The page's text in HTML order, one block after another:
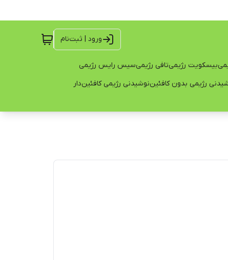
ورود | ثبت‌نام
بیسکویت رژیمیتافی رژیمیسیس رایس رژیمی
رژیمی بدون کافئیننوشیدنی رژیمی کافئین‌دار